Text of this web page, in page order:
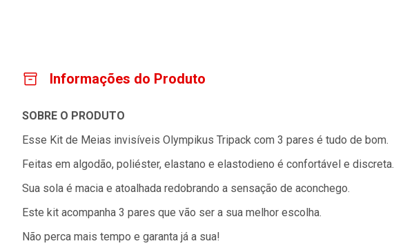
Informações do Produto
SOBRE O PRODUTO
Esse Kit de Meias invisíveis Olympikus Tripack com 3 pares é tudo de bom.
Feitas em algodão, poliéster, elastano e elastodieno é confortável e discreta.
Sua sola é macia e atoalhada redobrando a sensação de aconchego.
Este kit acompanha 3 pares que vão ser a sua melhor escolha.
Não perca mais tempo e garanta já a sua!